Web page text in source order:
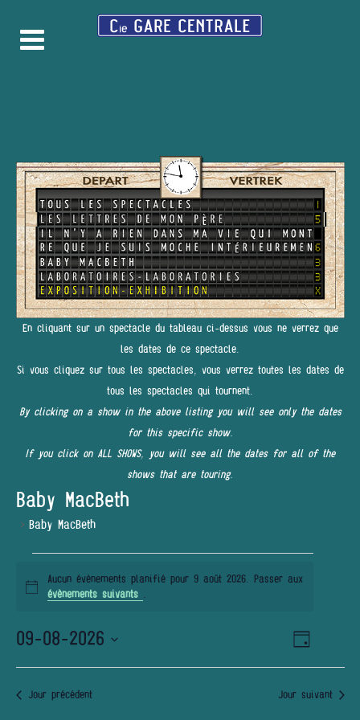
En cliquant sur un spectacle du tableau ci-dessus vous ne verrez que
les dates de ce spectacle.
Si vous cliquez sur tous les spectacles, vous verrez toutes les dates de
tous les spectacles qui tournent.
By clicking on a show in the above listing you will see only the dates
for this specific show.
If you click on ALL SHOWS, you will see all the dates for all of the
shows that are touring.
Baby MacBeth
Baby MacBeth
FOR
AOÛT
2026
Notice
Aucun évènements planifié pour 9 août 2026. Passer aux
évènements suivants .
PAR
vues
Jour
09-08-2026
Jour précédent Jour suivant